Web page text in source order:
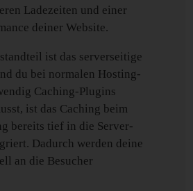
Ladezeiten und einer
deiner Website.
ist das serverseitige
du bei normalen Hosting-
Caching-Plugins
ist das Caching beim
bereits tief in die Server-
Dadurch werden deine
an die Besucher